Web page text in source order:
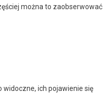
można to zaobserwować
widoczne, ich pojawienie się